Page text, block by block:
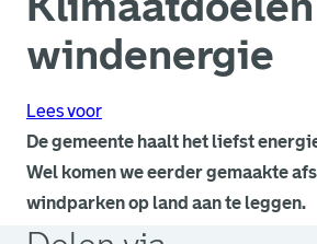
windenergie
Lees voor
De gemeente haalt het liefst
Wel komen we eerder gemaakte
windparken op land aan te leggen.